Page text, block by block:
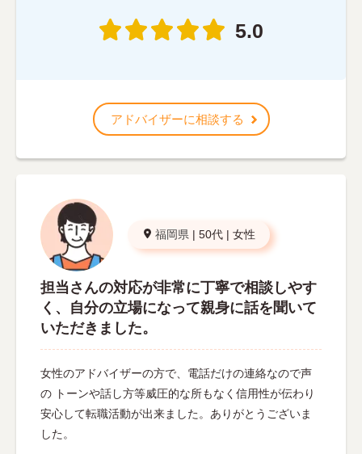
5.0
アドバイザーに相談する
福岡県 | 50代 | 女性
担当さんの対応が非常に丁寧で相談しやす
く、自分の立場になって親身に話を聞いて
いただきました。
女性のアドバイザーの方で、電話だけの連絡なので声
の トーンや話し方等威圧的な所もなく信用性が伝わり
安心して転職活動が出来ました。ありがとうございま
した。